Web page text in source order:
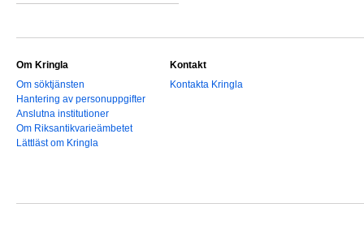
Om Kringla
Om söktjänsten
Hantering av personuppgifter
Anslutna institutioner
Om Riksantikvarieämbetet
Lättläst om Kringla
Kontakt
Kontakta Kringla